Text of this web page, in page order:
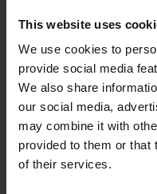
This website uses
We use cookies to
provide social media
We also share
our social media,
may combine it with
provided to them or that
of their services.
Letar du efter en säker
truckar ger optimalt
temperaturövervakning,
tygöverdrag eller gafflar
komponent är utformad
explosion. Dessutom